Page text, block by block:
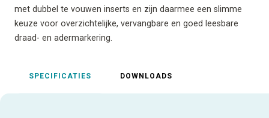
met dubbel te vouwen inserts en zijn daarmee een slimme
keuze voor overzichtelijke, vervangbare en goed leesbare
draad- en adermarkering.
SPECIFICATIES DOWNLOADS